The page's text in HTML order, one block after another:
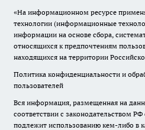
«На информационном ресурсе
технологии (информационные
информации на основе сбора,
относящихся к предпочтениям
находящихся на территории
Политика конфиденциальности и
пользователей
Вся информация, размещенная на
соответствии с законодательством
подлежит использованию кем-либо в